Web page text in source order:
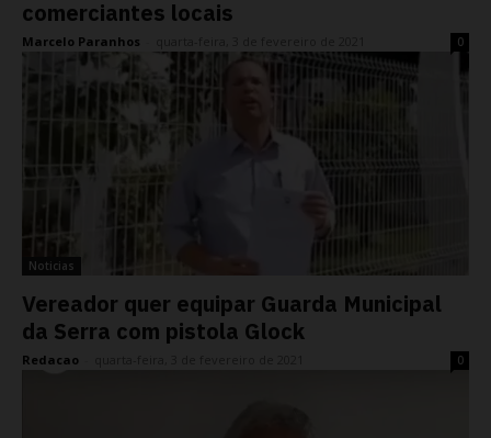
comerciantes locais
Marcelo Paranhos 0
Noticias
Vereador quer equipar Guarda Municipal
da Serra com pistola Glock
Redacao 0